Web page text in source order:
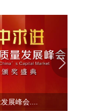
市国资委党委书
书记、董事长马
型金融工具运
开展深入交流。
委九次全会精
融基础设施资源
服务实体经济、
展峰会....